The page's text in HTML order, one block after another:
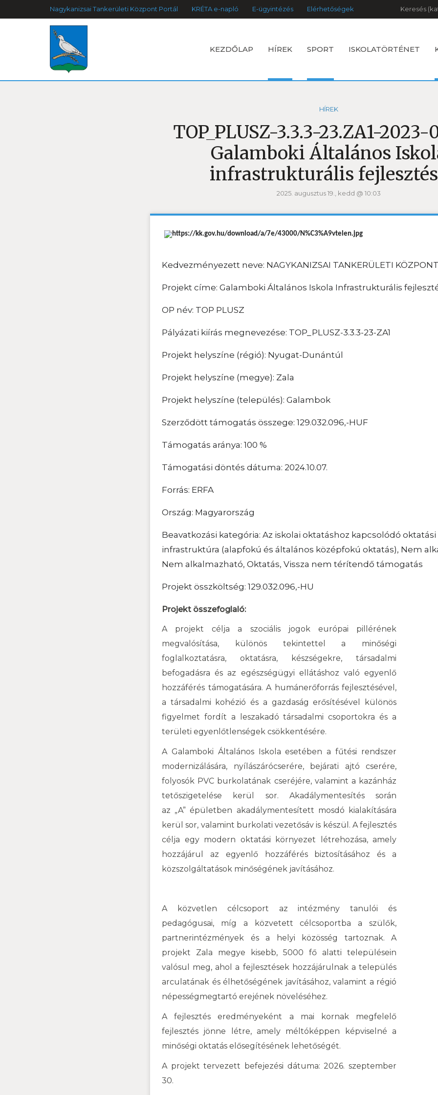
Nagykanizsai Tankerületi Központ Portál KRÉTA e-napló E-ügyintézés Elérhetőségek Keresés
KEZDŐLAP HÍREK SPORT ISKOLATÖRTÉNET
HÍREK
TOP_PLUSZ-3.3.3-23.ZA1-
Galamboki Általános
infrastrukturális
2025. augusztus 19., kedd @ 10:03
Kedvezményezett neve: NAGYKANIZSAI TANKERÜLETI KÖZPONT
Projekt címe: Galamboki Általános Iskola Infrastrukturális
OP név: TOP PLUSZ
Pályázati kiírás megnevezése: TOP_PLUSZ-3.3.3-23-ZA1
Projekt helyszíne (régió): Nyugat-Dunántúl
Projekt helyszíne (megye): Zala
Projekt helyszíne (település): Galambok
Szerződött támogatás összege: 129.032.096,-HUF
Támogatás aránya: 100 %
Támogatási döntés dátuma: 2024.10.07.
Forrás: ERFA
Ország: Magyarország
Beavatkozási kategória: Az iskolai oktatáshoz kapcsolódó oktatási
infrastruktúra (alapfokú és általános középfokú oktatás), Nem
Nem alkalmazható, Oktatás, Vissza nem térítendő támogatás
Projekt összköltség: 129.032.096,-HU
Projekt összefoglaló:
A projekt célja a szociális jogok európai pillérének
megvalósítása, különös tekintettel a minőségi
foglalkoztatásra, oktatásra, készségekre, társadalmi
befogadásra és az egészségügyi ellátáshoz való egyenlő
hozzáférés támogatására. A humánerőforrás fejlesztésével,
a társadalmi kohézió és a gazdaság erősítésével különös
figyelmet fordít a leszakadó társadalmi csoportokra és a
területi egyenlőtlenségek csökkentésére.
A Galamboki Általános Iskola esetében a fűtési rendszer
modernizálására, nyílászárócserére, bejárati ajtó cserére,
folyosók PVC burkolatának cseréjére, valamint a kazánház
tetőszigetelése kerül sor. Akadálymentesítés során
az „A” épületben akadálymentesített mosdó kialakítására
kerül sor, valamint burkolati vezetősáv is készül. A fejlesztés
célja egy modern oktatási környezet létrehozása, amely
hozzájárul az egyenlő hozzáférés biztosításához és a
közszolgáltatások minőségének javításához.
A közvetlen célcsoport az intézmény tanulói és
pedagógusai, míg a közvetett célcsoportba a szülők,
partnerintézmények és a helyi közösség tartoznak. A
projekt Zala megye kisebb, 5000 fő alatti településein
valósul meg, ahol a fejlesztések hozzájárulnak a település
arculatának és élhetőségének javításához, valamint a régió
népességmegtartó erejének növeléséhez.
A fejlesztés eredményeként a mai kornak megfelelő
fejlesztés jönne létre, amely méltóképpen képviselné a
minőségi oktatás elősegítésének lehetőségét.
A projekt tervezett befejezési dátuma: 2026. szeptember
30.